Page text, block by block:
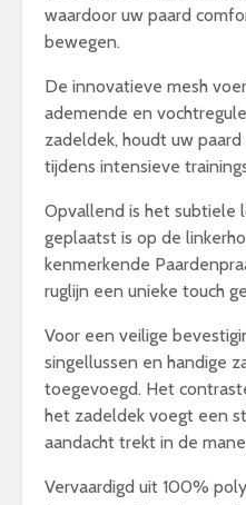
waardoor uw paard
bewegen.
De innovatieve mesh
ademende en
zadeldek, houdt uw
tijdens intensieve
Opvallend is het subtiele
geplaatst is op de
kenmerkende
ruglijn een unieke touch
Voor een veilige
singellussen en handige
toegevoegd. Het
het zadeldek voegt een
aandacht trekt in de
Vervaardigd uit 100%